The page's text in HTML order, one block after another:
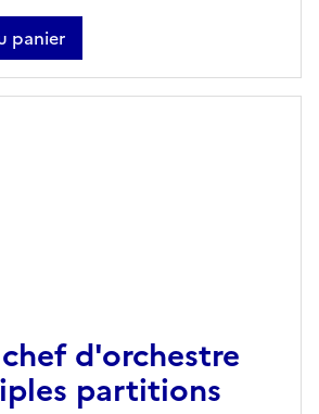
panier
d'orchestre
partitions